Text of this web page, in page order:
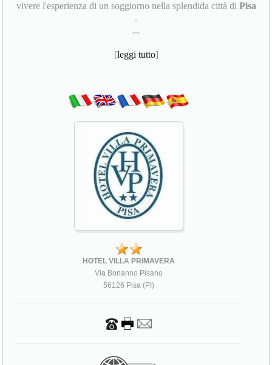
vivere l'esperienza di un soggiorno nella splendida città di Pisa
.
...
[leggi tutto]
HOTEL VILLA PRIMAVERA
Via Bonanno Pisano
56126 Pisa (PI)